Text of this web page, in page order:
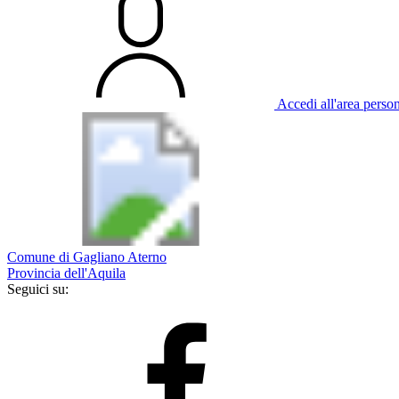
Accedi all'area
Comune di Gagliano Aterno
Provincia dell'Aquila
Seguici su: